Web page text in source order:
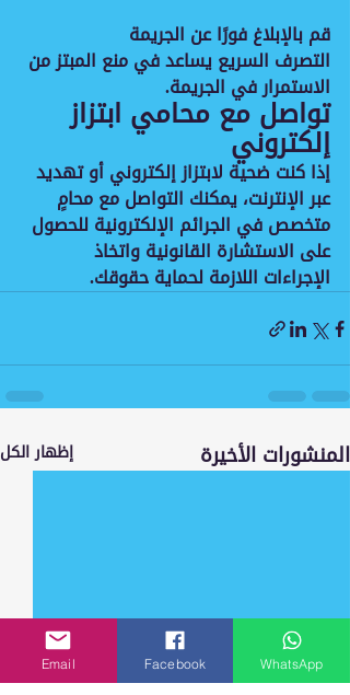
قم بالإبلاغ فورًا عن الجريمة
التصرف السريع يساعد في منع المبتز من
الاستمرار في الجريمة.
تواصل مع محامي ابتزاز
إلكتروني
إذا كنت ضحية لابتزاز إلكتروني أو تهديد
عبر الإنترنت، يمكنك التواصل مع محامٍ
متخصص في الجرائم الإلكترونية للحصول
على الاستشارة القانونية واتخاذ
الإجراءات اللازمة لحماية حقوقك.
المنشورات الأخيرة إظهار الكل
Email Facebook WhatsApp